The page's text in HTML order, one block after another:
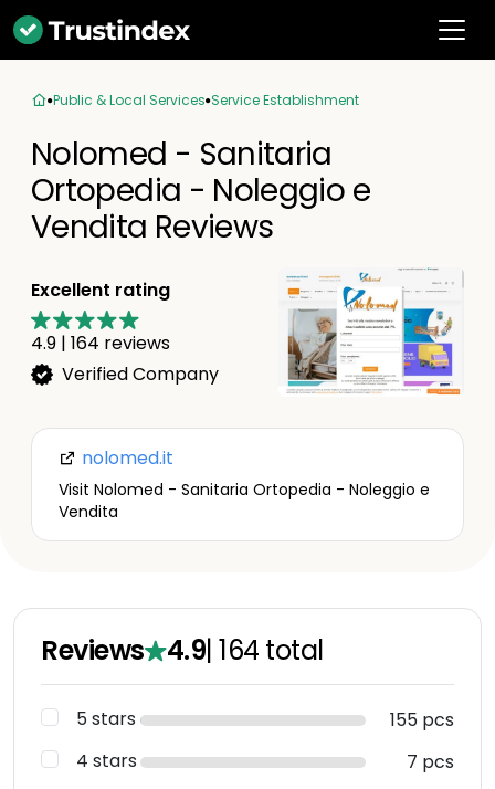
Public & Local Services Service Establishment
Nolomed - Sanitaria
Ortopedia - Noleggio e
Vendita Reviews
Excellent rating
4.9 | 164 reviews
Verified Company
nolomed.it
Visit Nolomed - Sanitaria Ortopedia - Noleggio e
Vendita
Reviews 4.9|164 total
5 stars
155 pcs
4 stars
7 pcs